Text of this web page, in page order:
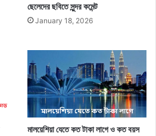
ছেলেদের ছবিতে সুন্দর কমেন্ট
January 18, 2026
মালয়েশিয়া যেতে কত টাকা লাগে ও কত বয়স